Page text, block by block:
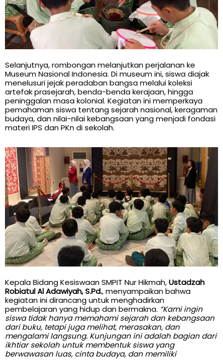
Selanjutnya, rombongan melanjutkan perjalanan ke
Museum Nasional Indonesia. Di museum ini, siswa diajak
menelusuri jejak peradaban bangsa melalui koleksi
artefak prasejarah, benda-benda kerajaan, hingga
peninggalan masa kolonial. Kegiatan ini memperkaya
pemahaman siswa tentang sejarah nasional, keragaman
budaya, dan nilai-nilai kebangsaan yang menjadi fondasi
materi IPS dan PKn di sekolah.
Kepala Bidang Kesiswaan SMPIT Nur Hikmah,Ustadzah
Robiatul Al Adawiyah, S.Pd., menyampaikan bahwa
kegiatan ini dirancang untuk menghadirkan
pembelajaran yang hidup dan bermakna. “Kami ingin
siswa tidak hanya memahami sejarah dan kebangsaan
dari buku, tetapi juga melihat, merasakan, dan
mengalami langsung. Kunjungan ini adalah bagian dari
ikhtiar sekolah untuk membentuk siswa yang
berwawasan luas, cinta budaya, dan memiliki